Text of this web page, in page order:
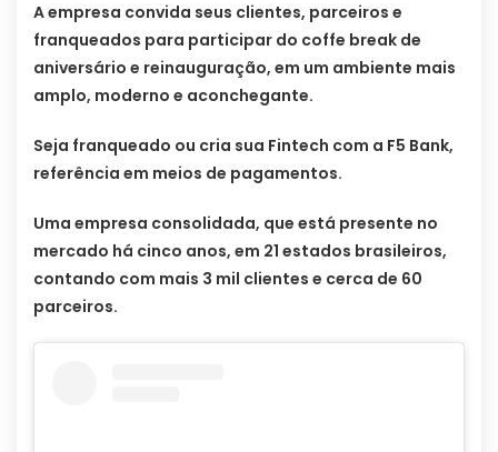
A empresa convida seus clientes, parceiros e
franqueados para participar do coffe break de
aniversário e reinauguração, em um ambiente mais
amplo, moderno e aconchegante.
Seja franqueado ou cria sua Fintech com a F5 Bank,
referência em meios de pagamentos.
Uma empresa consolidada, que está presente no
mercado há cinco anos, em 21 estados brasileiros,
contando com mais 3 mil clientes e cerca de 60
parceiros.